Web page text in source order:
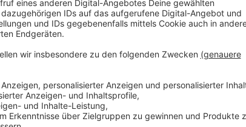
Naturbad überhaupt geöffnet war.
Unter dem Strich waren es aber wegen des Wetters und
Ausprobieren, ausprobieren, ausprobieren